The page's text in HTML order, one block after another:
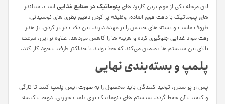
این مرحله یکی از مهم‌ ترین کاربرد هایپنوماتیک در صنایع غذاییاست. سیلندر
های پنوماتیک با دقت فوق‌ العاده، وظیفه پر کردن دقیق بطری‌ های نوشیدنی،
ظروف ماست و بسته‌ های چیپس را بر عهده دارند. این دقت در پر کردن، از هدر
رفت مواد غذایی جلوگیری کرده و هزینه‌ ها را کاهش می‌دهد. علاوه بر این، سرعت
بالای این سیستم‌ ها تضمین می‌کند که خط تولید با حداکثر ظرفیت خود کار کند.
پلمپ و بسته‌بندی نهایی
پس از پر شدن، تولید کنندگان باید محصول را به صورت ایمن پلمپ کنند تا تازگی
و کیفیت آن حفظ گردد. سیستم‌ های پنوماتیک برای پلمپ حرارتی، دوخت کیسه‌